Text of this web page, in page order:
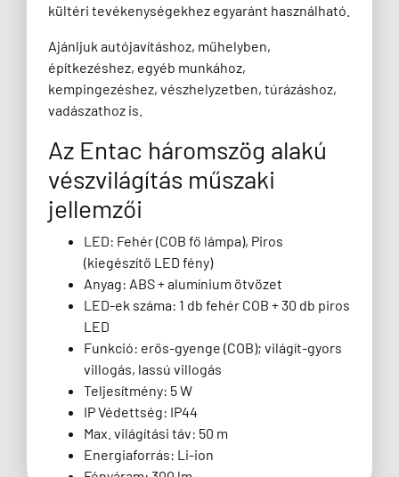
kültéri tevékenységekhez egyaránt használható.
Ajánljuk autójavításhoz, műhelyben,
építkezéshez, egyéb munkához,
kempingezéshez, vészhelyzetben, túrázáshoz,
vadászathoz is.
Az Entac háromszög alakú
vészvilágítás műszaki
jellemzői
LED: Fehér (COB fő lámpa), Piros
(kiegészítő LED fény)
Anyag: ABS + alumínium ötvözet
LED-ek száma: 1 db fehér COB + 30 db piros
LED
Funkció: erős-gyenge (COB); világít-gyors
villogás, lassú villogás
Teljesítmény: 5 W
IP Védettség: IP44
Max. világítási táv: 50 m
Energiaforrás: Li-ion